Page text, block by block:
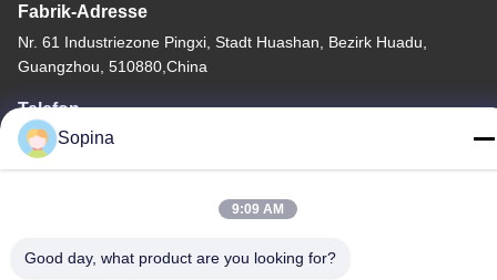
Fabrik-Adresse
Nr. 61 Industriezone Pingxi, Stadt Huashan, Bezirk Huadu,
Guangzhou, 510880,China
Telefon
86-13539447986
Gute Qualität Chinas Hybrid-Schrittmotor Lieferant. Copyright-©
Sopina
9:09 AM
Good day, what product are you looking for?